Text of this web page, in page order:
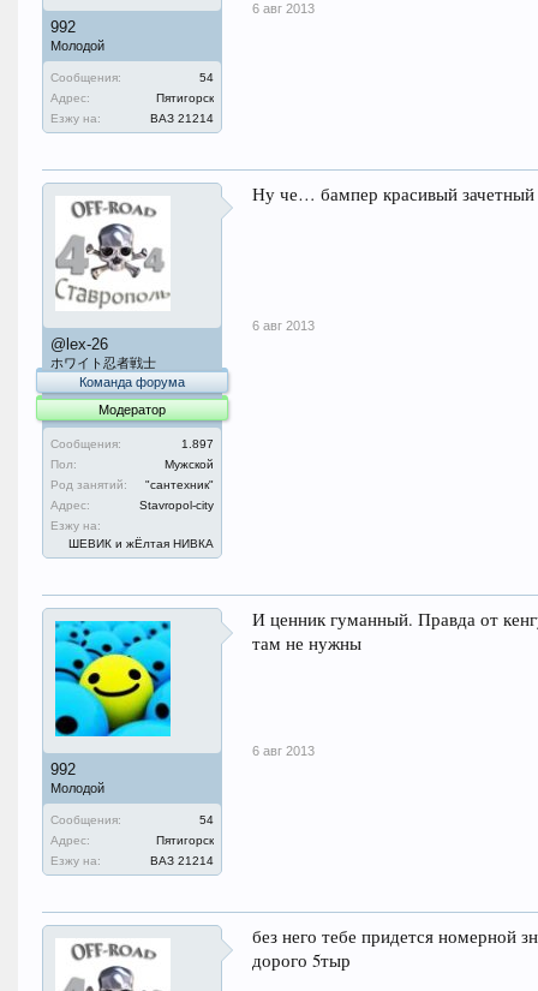
992
Молодой
Сообщения:
54
Адрес:
Пятигорск
Езжу на:
ВАЗ 21214
6 авг 2013
@lex-26
ホワイト忍者戦士
Команда форума
Модератор
Сообщения:
1.897
Пол:
Мужской
Род занятий:
"сантехник"
Адрес:
Stavropol-city
Езжу на:
ШЕВИК и жЁлтая НИВКА
Ну че… бампер красивый зачетный
6 авг 2013
992
Молодой
Сообщения:
54
Адрес:
Пятигорск
Езжу на:
ВАЗ 21214
И ценник гуманный. Правда от
там не нужны
6 авг 2013
без него тебе придется номерной
дорого 5тыр